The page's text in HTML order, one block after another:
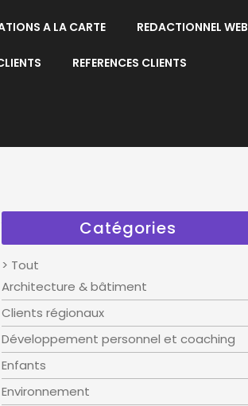
A LA CARTE REDACTIONNEL WEB
REFERENCES CLIENTS
Catégories
> Tout
Architecture & bâtiment
Clients régionaux
Développement personnel et coaching
Enfants
Environnement